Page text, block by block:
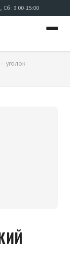
Сб: 9:00-15:00
› уголок